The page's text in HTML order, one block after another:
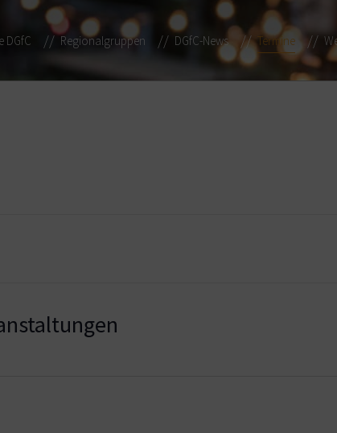
DGfC Regionalgruppen DGfC-News Termine